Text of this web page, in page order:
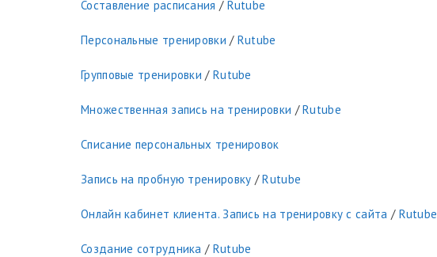
Составление расписания / Rutube
Персональные тренировки / Rutube
Групповые тренировки / Rutube
Множественная запись на тренировки /Rutube
Списание персональных тренировок
Запись на пробную тренировку /Rutube
Онлайн кабинет клиента. Запись на тренировку с сайта /Rutube
Создание сотрудника / Rutube